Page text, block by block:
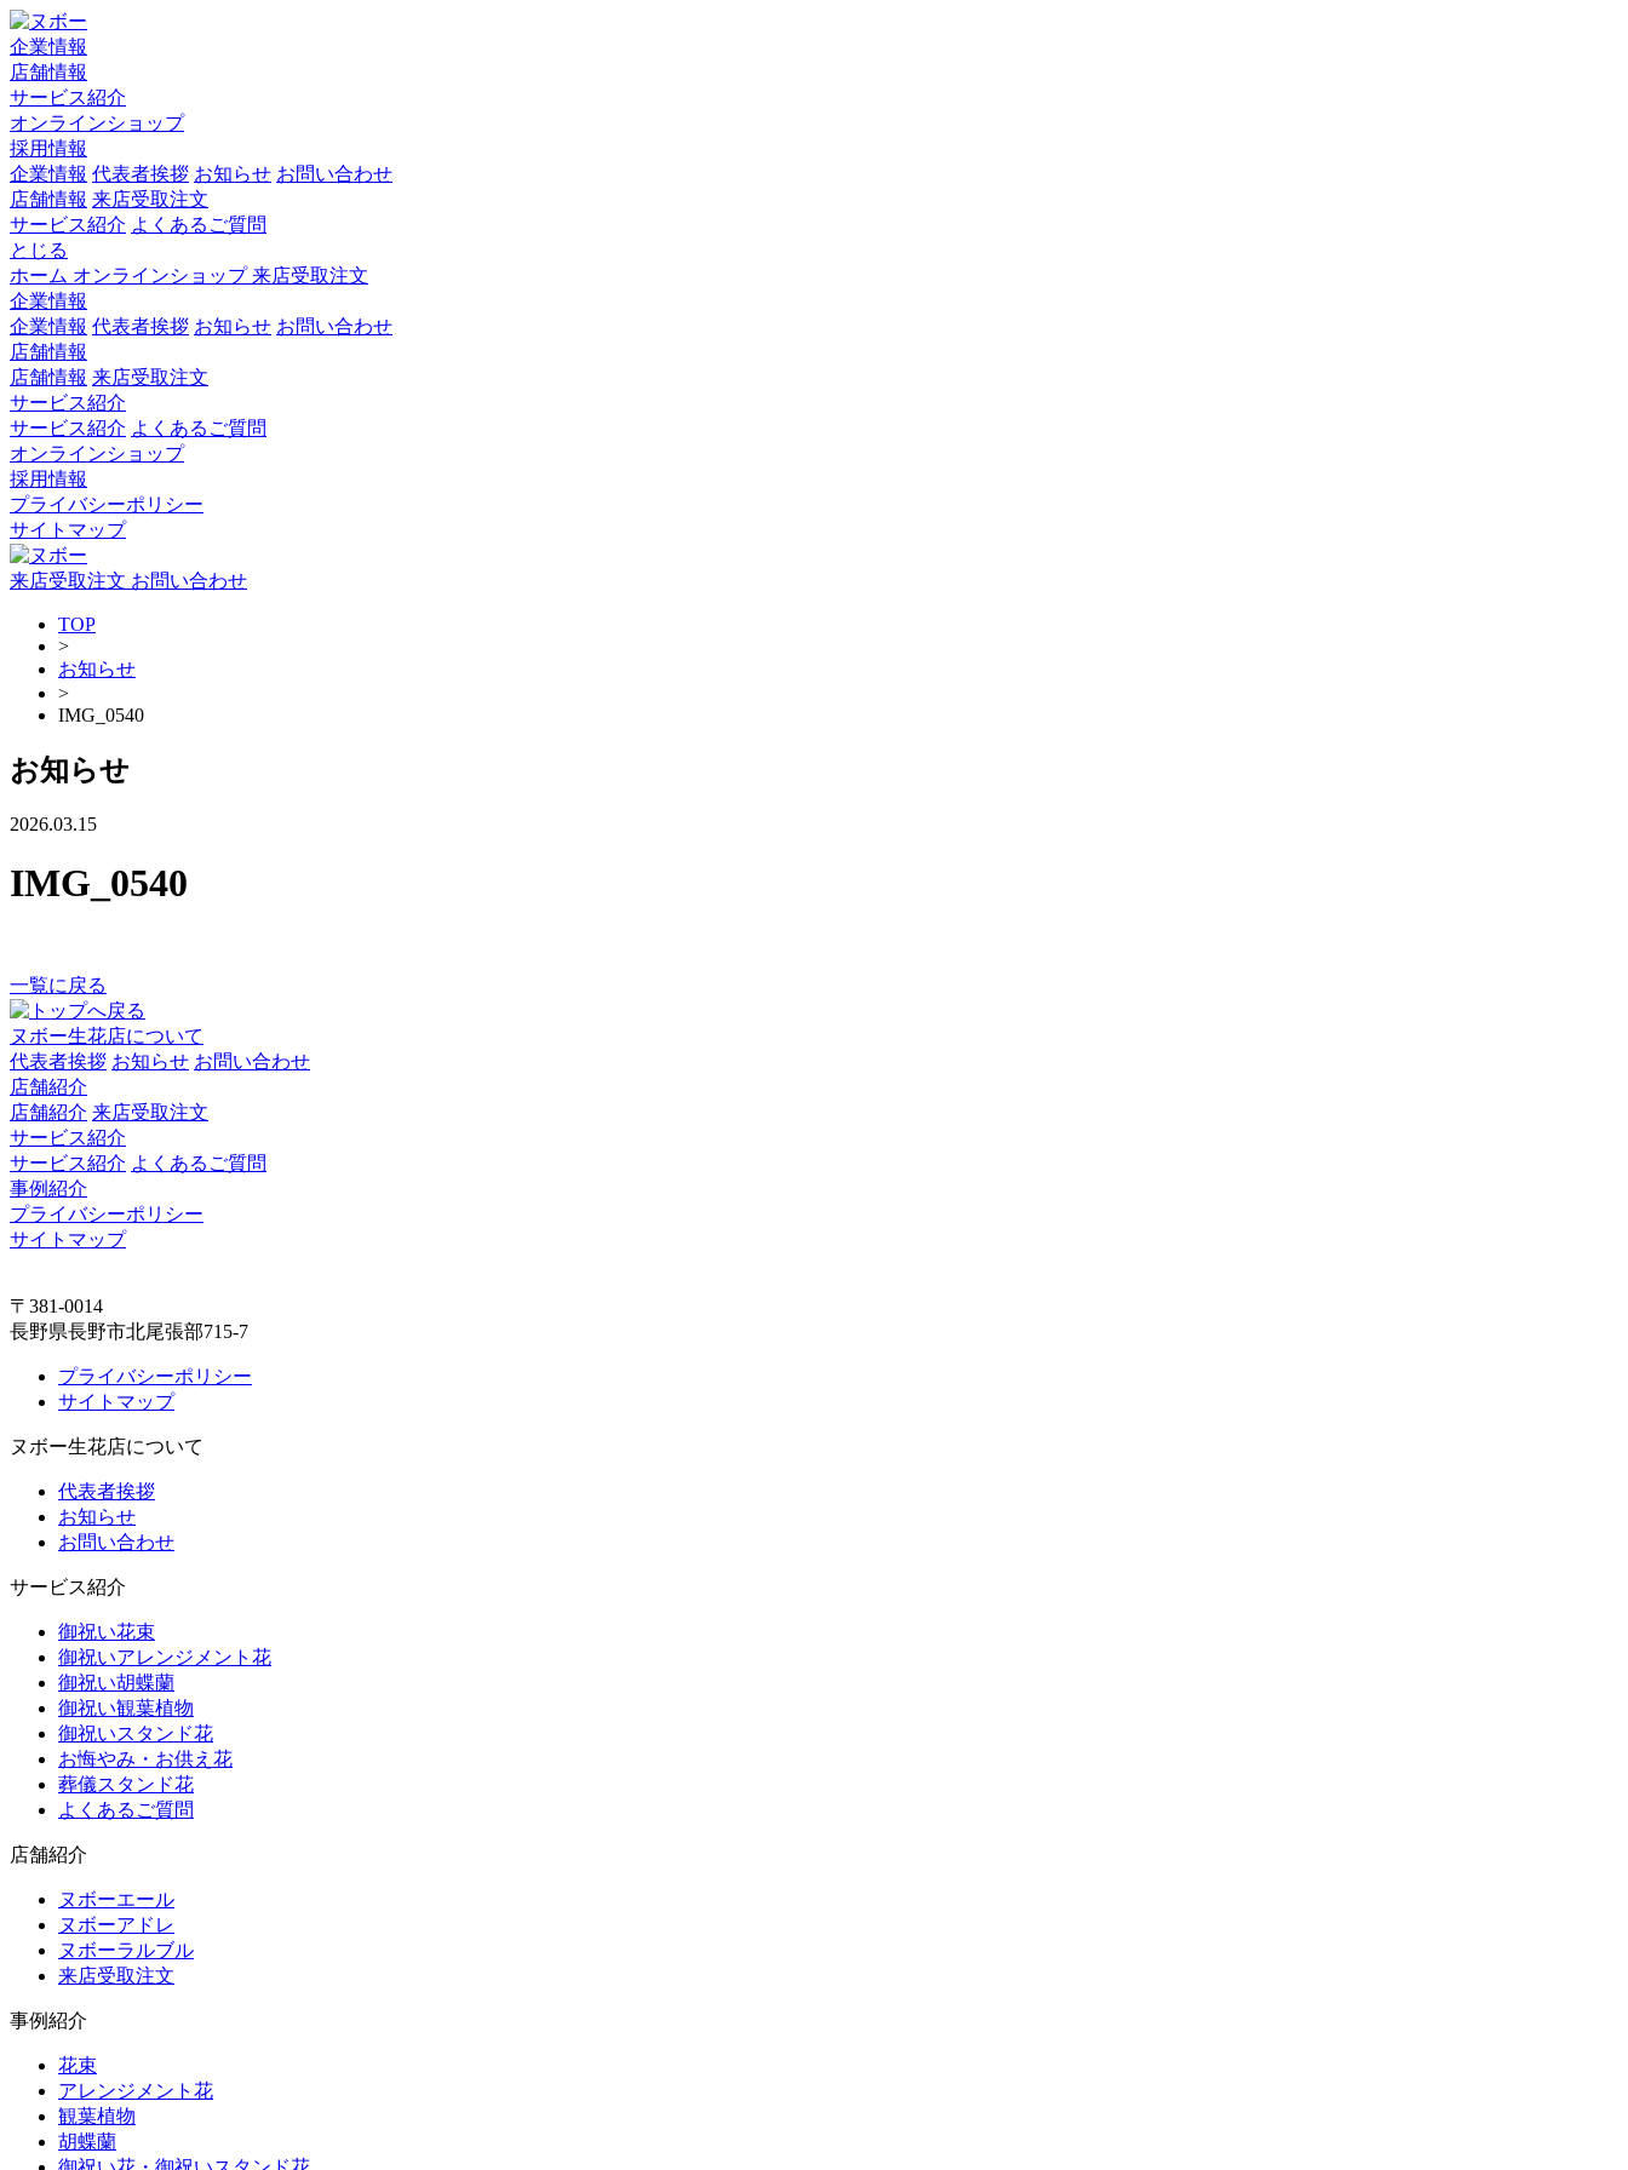
企業情報
店舗情報
サービス紹介
オンラインショップ
採用情報
企業情報 代表者挨拶 お知らせ お問い合わせ
店舗情報 来店受取注文
サービス紹介 よくあるご質問
とじる
ホーム オンラインショップ来店受取注文
企業情報
企業情報 代表者挨拶 お知らせ お問い合わせ
店舗情報
店舗情報 来店受取注文
サービス紹介
サービス紹介 よくあるご質問
オンラインショップ
採用情報
プライバシーポリシー
サイトマップ
来店受取注文 お問い合わせ
TOP
>
お知らせ
>
IMG_0540
お知らせ
2026.03.15
IMG_0540
一覧に戻る
ヌボー生花店について
代表者挨拶 お知らせ お問い合わせ
店舗紹介
店舗紹介 来店受取注文
サービス紹介
サービス紹介 よくあるご質問
事例紹介
プライバシーポリシー
サイトマップ
〒381-0014
長野県長野市北尾張部715-7
プライバシーポリシー
サイトマップ
ヌボー生花店について
代表者挨拶
お知らせ
お問い合わせ
サービス紹介
御祝い花束
御祝いアレンジメント花
御祝い胡蝶蘭
御祝い観葉植物
御祝いスタンド花
お悔やみ・お供え花
葬儀スタンド花
よくあるご質問
店舗紹介
ヌボーエール
ヌボーアドレ
ヌボーラルブル
来店受取注文
事例紹介
花束
アレンジメント花
観葉植物
胡蝶蘭